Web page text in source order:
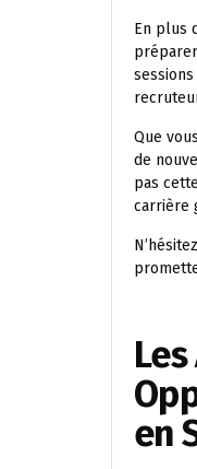
En plus
Que
de
pas
carrière
en